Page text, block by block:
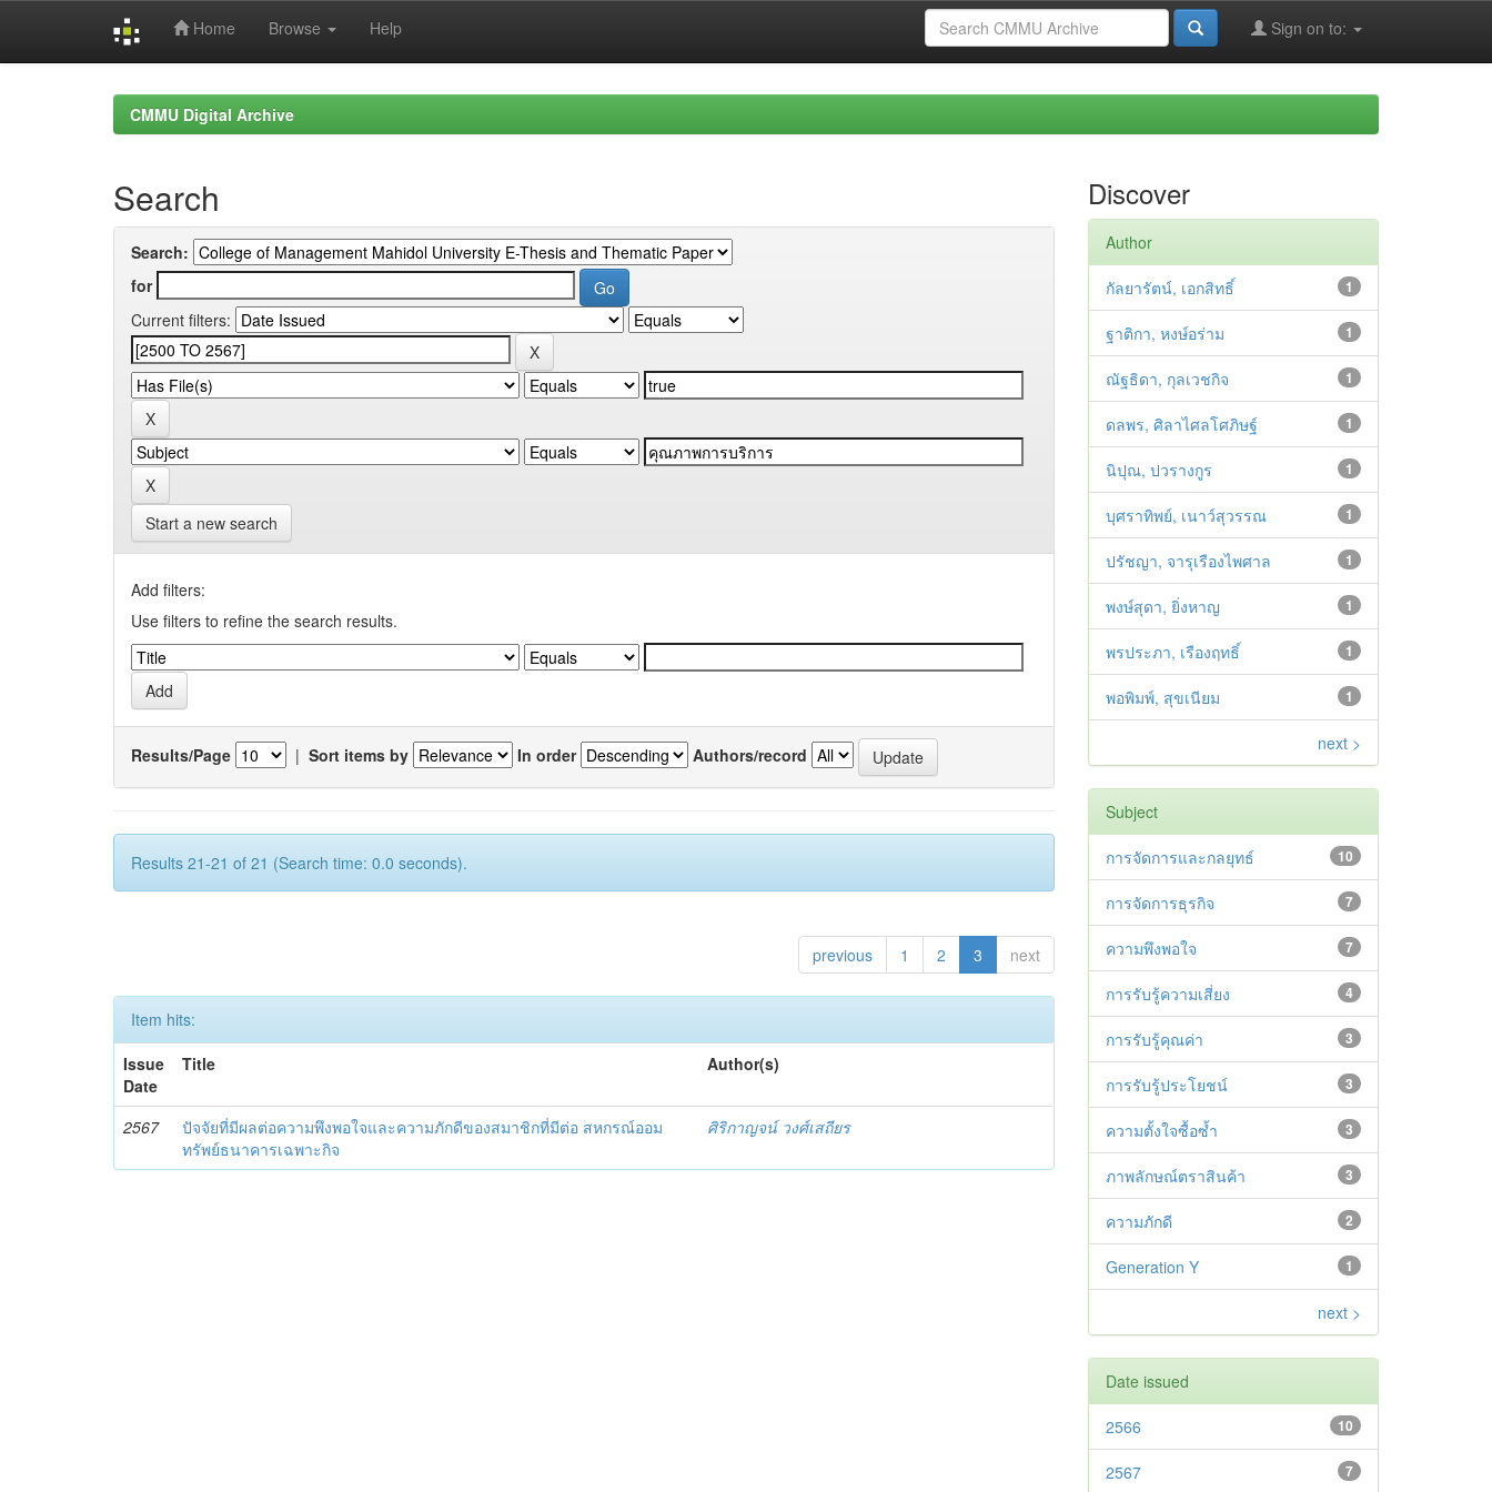
Home Browse Help Sign on to:
CMMU Digital Archive
Search
Search:
for
Current filters:
Start a new search
Add filters:
Use filters to refine the search results.
Results/Page | Sort items by In order Authors/record
Results 21-21 of 21 (Search time: 0.0 seconds).
previous 1 2 3 next
Item hits:
Issue
Date
Title Author(s)
2567
ปัจจัยที่มีผลต่อความพึงพอใจและความภักดีของสมาชิกที่มีต่อ สหกรณ์ออม
ทรัพย์ธนาคารเฉพาะกิจ
ศิริกาญจน์ วงศ์เสถียร
Discover
Author
1
กัลยารัตน์, เอกสิทธิ์
1
ฐาติกา, หงษ์อร่าม
1
ณัฐธิดา, กุลเวชกิจ
1
ดลพร, ศิลาไศลโศภิษฐ์
1
นิปุณ, ปวรางกูร
1
บุศราทิพย์, เนาว์สุวรรณ
1
ปรัชญา, จารุเรืองไพศาล
1
พงษ์สุดา, ยิ่งหาญ
1
พรประภา, เรืองฤทธิ์
1
พอพิมพ์, สุขเนียม
next >
Subject
10
การจัดการและกลยุทธ์
7
การจัดการธุรกิจ
7
ความพึงพอใจ
4
การรับรู้ความเสี่ยง
3
การรับรู้คุณค่า
3
การรับรู้ประโยชน์
3
ความตั้งใจซื้อซ้ำ
3
ภาพลักษณ์ตราสินค้า
2
ความภักดี
1
Generation Y
next >
Date issued
10
2566
7
2567